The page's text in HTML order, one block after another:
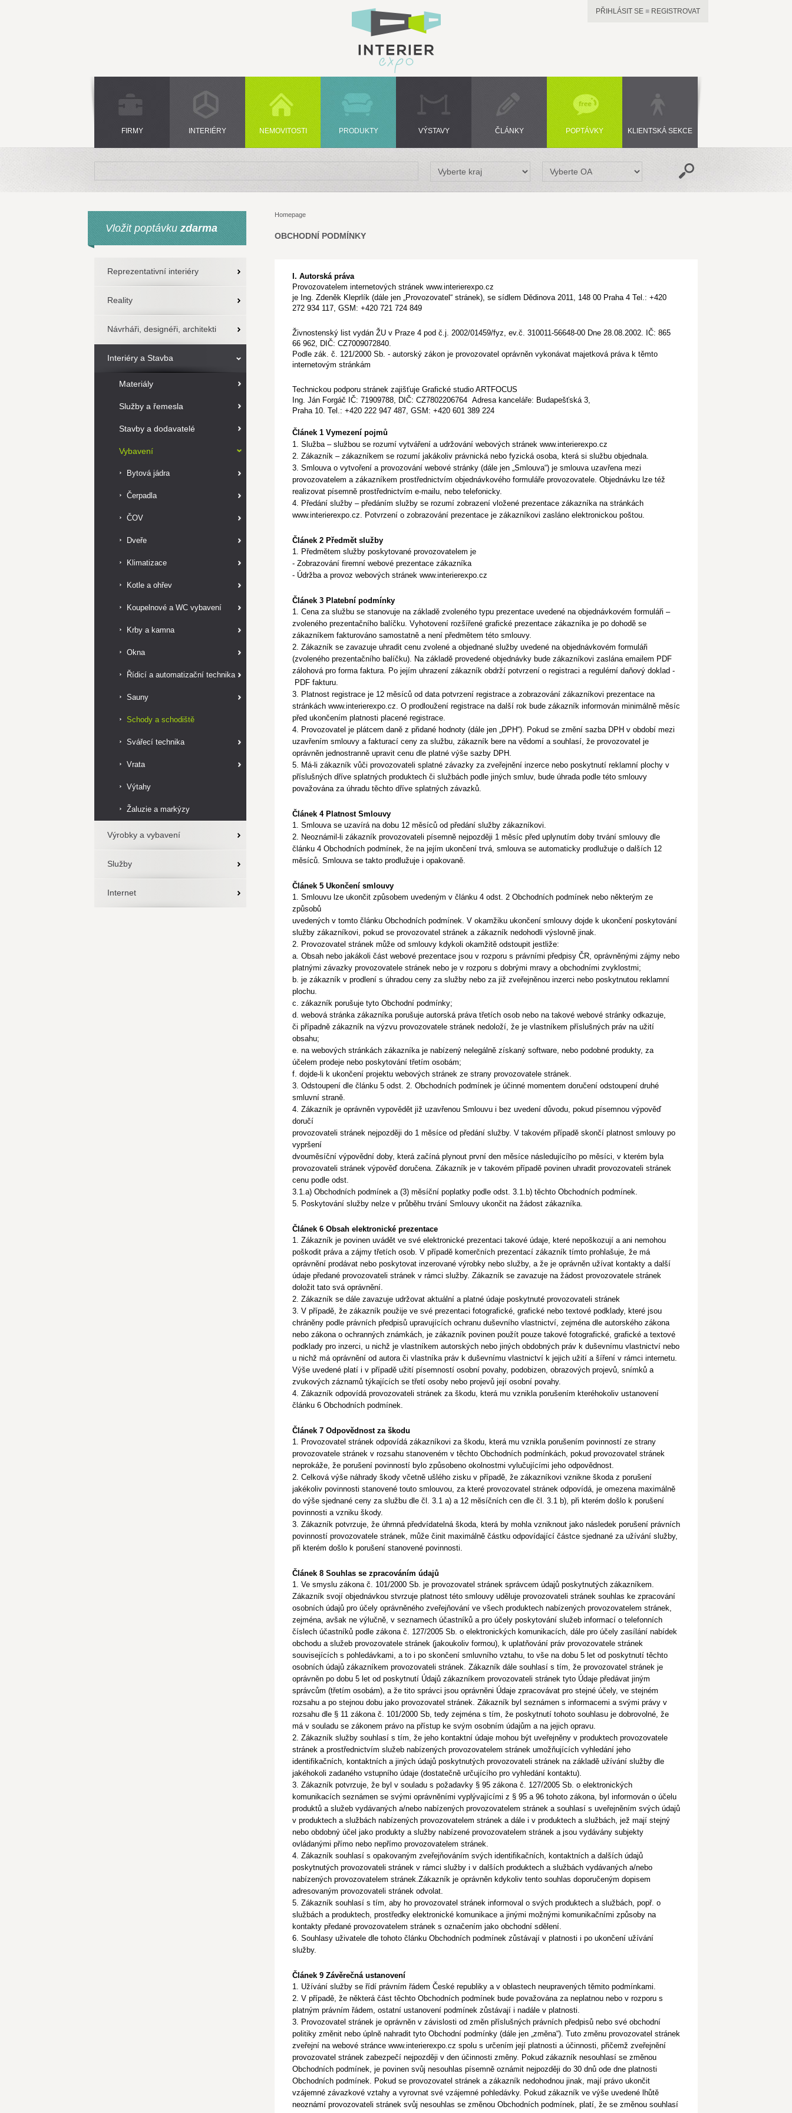
PŘIHLÁSIT SE ■ REGISTROVAT
FIRMY INTERIÉRY NEMOVITOSTI PRODUKTY VÝSTAVY ČLÁNKY POPTÁVKY KLIENTSKÁ SEKCE
Vložit poptávku zdarma
Reprezentativní interiéry
Reality
Návrháři, designéři, architekti
Interiéry a Stavba
Materiály
Služby a řemesla
Stavby a dodavatelé
Vybavení
Bytová jádra
Čerpadla
ČOV
Dveře
Klimatizace
Kotle a ohřev
Koupelnové a WC vybavení
Krby a kamna
Okna
Řídicí a automatizační technika
Sauny
Schody a schodiště
Svářecí technika
Vrata
Výtahy
Žaluzie a markýzy
Výrobky a vybavení
Služby
Internet
Homepage
OBCHODNÍ PODMÍNKY
I. Autorská práva
Provozovatelem internetových stránek www.interierexpo.cz
je Ing. Zdeněk Kleprlík (dále jen „Provozovatel“ stránek), se sídlem Dědinova 2011, 148 00 Praha 4 Tel.: +420
272 934 117, GSM: +420 721 724 849
Živnostenský list vydán ŽU v Praze 4 pod č.j. 2002/01459/fyz, ev.č. 310011-56648-00 Dne 28.08.2002. IČ: 865
66 962, DIČ: CZ7009072840.
Podle zák. č. 121/2000 Sb. - autorský zákon je provozovatel oprávněn vykonávat majetková práva k těmto
internetovým stránkám
Technickou podporu stránek zajišťuje Grafické studio ARTFOCUS
Ing. Ján Forgáč IČ: 71909788, DIČ: CZ7802206764 Adresa kanceláře: Budapešťská 3,
Praha 10. Tel.: +420 222 947 487, GSM: +420 601 389 224
Článek 1 Vymezení pojmů
1. Služba – službou se rozumí vytváření a udržování webových stránek www.interierexpo.cz
2. Zákazník – zákazníkem se rozumí jakákoliv právnická nebo fyzická osoba, která si službu objednala.
3. Smlouva o vytvoření a provozování webové stránky (dále jen „Smlouva“) je smlouva uzavřena mezi
provozovatelem a zákazníkem prostřednictvím objednávkového formuláře provozovatele. Objednávku lze též
realizovat písemně prostřednictvím e-mailu, nebo telefonicky.
4. Předání služby – předáním služby se rozumí zobrazení vložené prezentace zákazníka na stránkách
www.interierexpo.cz. Potvrzení o zobrazování prezentace je zákazníkovi zasláno elektronickou poštou.
Článek 2 Předmět služby
1. Předmětem služby poskytované provozovatelem je
- Zobrazování firemní webové prezentace zákazníka
- Údržba a provoz webových stránek www.interierexpo.cz
Článek 3 Platební podmínky
1. Cena za službu se stanovuje na základě zvoleného typu prezentace uvedené na objednávkovém formuláři –
zvoleného prezentačního balíčku. Vyhotovení rozšířené grafické prezentace zákazníka je po dohodě se
zákazníkem fakturováno samostatně a není předmětem této smlouvy.
2. Zákazník se zavazuje uhradit cenu zvolené a objednané služby uvedené na objednávkovém formuláři
(zvoleného prezentačního balíčku). Na základě provedené objednávky bude zákazníkovi zaslána emailem PDF
zálohová pro forma faktura. Po jejím uhrazení zákazník obdrží potvrzení o registraci a regulérní daňový doklad -
PDF fakturu.
3. Platnost registrace je 12 měsíců od data potvrzení registrace a zobrazování zákazníkovi prezentace na
stránkách www.interierexpo.cz. O prodloužení registrace na další rok bude zákazník informován minimálně měsíc
před ukončením platnosti placené registrace.
4. Provozovatel je plátcem daně z přidané hodnoty (dále jen „DPH“). Pokud se změní sazba DPH v období mezi
uzavřením smlouvy a fakturací ceny za službu, zákazník bere na vědomí a souhlasí, že provozovatel je
oprávněn jednostranně upravit cenu dle platné výše sazby DPH.
5. Má-li zákazník vůči provozovateli splatné závazky za zveřejnění inzerce nebo poskytnutí reklamní plochy v
příslušných dříve splatných produktech či službách podle jiných smluv, bude úhrada podle této smlouvy
považována za úhradu těchto dříve splatných závazků.
Článek 4 Platnost Smlouvy
1. Smlouva se uzavírá na dobu 12 měsíců od předání služby zákazníkovi.
2. Neoznámil-li zákazník provozovateli písemně nejpozději 1 měsíc před uplynutím doby trvání smlouvy dle
článku 4 Obchodních podmínek, že na jejím ukončení trvá, smlouva se automaticky prodlužuje o dalších 12
měsíců. Smlouva se takto prodlužuje i opakovaně.
Článek 5 Ukončení smlouvy
1. Smlouvu lze ukončit způsobem uvedeným v článku 4 odst. 2 Obchodních podmínek nebo některým ze
způsobů
uvedených v tomto článku Obchodních podmínek. V okamžiku ukončení smlouvy dojde k ukončení poskytování
služby zákazníkovi, pokud se provozovatel stránek a zákazník nedohodli výslovně jinak.
2. Provozovatel stránek může od smlouvy kdykoli okamžitě odstoupit jestliže:
a. Obsah nebo jakákoli část webové prezentace jsou v rozporu s právními předpisy ČR, oprávněnými zájmy nebo
platnými závazky provozovatele stránek nebo je v rozporu s dobrými mravy a obchodními zvyklostmi;
b. je zákazník v prodlení s úhradou ceny za služby nebo za již zveřejněnou inzerci nebo poskytnutou reklamní
plochu.
c. zákazník porušuje tyto Obchodní podmínky;
d. webová stránka zákazníka porušuje autorská práva třetích osob nebo na takové webové stránky odkazuje,
či případně zákazník na výzvu provozovatele stránek nedoloží, že je vlastníkem příslušných práv na užití
obsahu;
e. na webových stránkách zákazníka je nabízený nelegálně získaný software, nebo podobné produkty, za
účelem prodeje nebo poskytování třetím osobám;
f. dojde-li k ukončení projektu webových stránek ze strany provozovatele stránek.
3. Odstoupení dle článku 5 odst. 2. Obchodních podmínek je účinné momentem doručení odstoupení druhé
smluvní straně.
4. Zákazník je oprávněn vypovědět již uzavřenou Smlouvu i bez uvedení důvodu, pokud písemnou výpověď
doručí
provozovateli stránek nejpozději do 1 měsíce od předání služby. V takovém případě skončí platnost smlouvy po
vypršení
dvouměsíční výpovědní doby, která začíná plynout první den měsíce následujícího po měsíci, v kterém byla
provozovateli stránek výpověď doručena. Zákazník je v takovém případě povinen uhradit provozovateli stránek
cenu podle odst.
3.1.a) Obchodních podmínek a (3) měsíční poplatky podle odst. 3.1.b) těchto Obchodních podmínek.
5. Poskytování služby nelze v průběhu trvání Smlouvy ukončit na žádost zákazníka.
Článek 6 Obsah elektronické prezentace
1. Zákazník je povinen uvádět ve své elektronické prezentaci takové údaje, které nepoškozují a ani nemohou
poškodit práva a zájmy třetích osob. V případě komerčních prezentací zákazník tímto prohlašuje, že má
oprávnění prodávat nebo poskytovat inzerované výrobky nebo služby, a že je oprávněn užívat kontakty a další
údaje předané provozovateli stránek v rámci služby. Zákazník se zavazuje na žádost provozovatele stránek
doložit tato svá oprávnění.
2. Zákazník se dále zavazuje udržovat aktuální a platné údaje poskytnuté provozovateli stránek
3. V případě, že zákazník použije ve své prezentaci fotografické, grafické nebo textové podklady, které jsou
chráněny podle právních předpisů upravujících ochranu duševního vlastnictví, zejména dle autorského zákona
nebo zákona o ochranných známkách, je zákazník povinen použít pouze takové fotografické, grafické a textové
podklady pro inzerci, u nichž je vlastníkem autorských nebo jiných obdobných práv k duševnímu vlastnictví nebo
u nichž má oprávnění od autora či vlastníka práv k duševnímu vlastnictví k jejich užití a šíření v rámci internetu.
Výše uvedené platí i v případě užití písemností osobní povahy, podobizen, obrazových projevů, snímků a
zvukových záznamů týkajících se třetí osoby nebo projevů její osobní povahy.
4. Zákazník odpovídá provozovateli stránek za škodu, která mu vznikla porušením kteréhokoliv ustanovení
článku 6 Obchodních podmínek.
Článek 7 Odpovědnost za škodu
1. Provozovatel stránek odpovídá zákazníkovi za škodu, která mu vznikla porušením povinností ze strany
provozovatele stránek v rozsahu stanoveném v těchto Obchodních podmínkách, pokud provozovatel stránek
neprokáže, že porušení povinností bylo způsobeno okolnostmi vylučujícími jeho odpovědnost.
2. Celková výše náhrady škody včetně ušlého zisku v případě, že zákazníkovi vznikne škoda z porušení
jakékoliv povinnosti stanovené touto smlouvou, za které provozovatel stránek odpovídá, je omezena maximálně
do výše sjednané ceny za službu dle čl. 3.1 a) a 12 měsíčních cen dle čl. 3.1 b), při kterém došlo k porušení
povinnosti a vzniku škody.
3. Zákazník potvrzuje, že úhrnná předvídatelná škoda, která by mohla vzniknout jako následek porušení právních
povinností provozovatele stránek, může činit maximálně částku odpovídající částce sjednané za užívání služby,
při kterém došlo k porušení stanovené povinnosti.
Článek 8 Souhlas se zpracováním údajů
1. Ve smyslu zákona č. 101/2000 Sb. je provozovatel stránek správcem údajů poskytnutých zákazníkem.
Zákazník svojí objednávkou stvrzuje platnost této smlouvy uděluje provozovateli stránek souhlas ke zpracování
osobních údajů pro účely oprávněného zveřejňování ve všech produktech nabízených provozovatelem stránek,
zejména, avšak ne výlučně, v seznamech účastníků a pro účely poskytování služeb informací o telefonních
číslech účastníků podle zákona č. 127/2005 Sb. o elektronických komunikacích, dále pro účely zasílání nabídek
obchodu a služeb provozovatele stránek (jakoukoliv formou), k uplatňování práv provozovatele stránek
souvisejících s pohledávkami, a to i po skončení smluvního vztahu, to vše na dobu 5 let od poskytnutí těchto
osobních údajů zákazníkem provozovateli stránek. Zákazník dále souhlasí s tím, že provozovatel stránek je
oprávněn po dobu 5 let od poskytnutí Údajů zákazníkem provozovateli stránek tyto Údaje předávat jiným
správcům (třetím osobám), a že tito správci jsou oprávněni Údaje zpracovávat pro stejné účely, ve stejném
rozsahu a po stejnou dobu jako provozovatel stránek. Zákazník byl seznámen s informacemi a svými právy v
rozsahu dle § 11 zákona č. 101/2000 Sb, tedy zejména s tím, že poskytnutí tohoto souhlasu je dobrovolné, že
má v souladu se zákonem právo na přístup ke svým osobním údajům a na jejich opravu.
2. Zákazník služby souhlasí s tím, že jeho kontaktní údaje mohou být uveřejněny v produktech provozovatele
stránek a prostřednictvím služeb nabízených provozovatelem stránek umožňujících vyhledání jeho
identifikačních, kontaktních a jiných údajů poskytnutých provozovateli stránek na základě užívání služby dle
jakéhokoli zadaného vstupního údaje (dostatečně určujícího pro vyhledání kontaktu).
3. Zákazník potvrzuje, že byl v souladu s požadavky § 95 zákona č. 127/2005 Sb. o elektronických
komunikacích seznámen se svými oprávněními vyplývajícími z § 95 a 96 tohoto zákona, byl informován o účelu
produktů a služeb vydávaných a/nebo nabízených provozovatelem stránek a souhlasí s uveřejněním svých údajů
v produktech a službách nabízených provozovatelem stránek a dále i v produktech a službách, jež mají stejný
nebo obdobný účel jako produkty a služby nabízené provozovatelem stránek a jsou vydávány subjekty
ovládanými přímo nebo nepřímo provozovatelem stránek.
4. Zákazník souhlasí s opakovaným zveřejňováním svých identifikačních, kontaktních a dalších údajů
poskytnutých provozovateli stránek v rámci služby i v dalších produktech a službách vydávaných a/nebo
nabízených provozovatelem stránek.Zákazník je oprávněn kdykoliv tento souhlas doporučeným dopisem
adresovaným provozovateli stránek odvolat.
5. Zákazník souhlasí s tím, aby ho provozovatel stránek informoval o svých produktech a službách, popř. o
službách a produktech, prostředky elektronické komunikace a jinými možnými komunikačními způsoby na
kontakty předané provozovatelem stránek s označením jako obchodní sdělení.
6. Souhlasy uživatele dle tohoto článku Obchodních podmínek zůstávají v platnosti i po ukončení užívání
služby.
Článek 9 Závěrečná ustanovení
1. Užívání služby se řídí právním řádem České republiky a v oblastech neupravených těmito podmínkami.
2. V případě, že některá část těchto Obchodních podmínek bude považována za neplatnou nebo v rozporu s
platným právním řádem, ostatní ustanovení podmínek zůstávají i nadále v platnosti.
3. Provozovatel stránek je oprávněn v závislosti od změn příslušných právních předpisů nebo své obchodní
politiky změnit nebo úplně nahradit tyto Obchodní podmínky (dále jen „změna“). Tuto změnu provozovatel stránek
zveřejní na webové stránce www.interierexpo.cz spolu s určením její platnosti a účinnosti, přičemž zveřejnění
provozovatel stránek zabezpečí nejpozději v den účinnosti změny. Pokud zákazník nesouhlasí se změnou
Obchodních podmínek, je povinen svůj nesouhlas písemně oznámit nejpozději do 30 dnů ode dne platnosti
Obchodních podmínek. Pokud se provozovatel stránek a zákazník nedohodnou jinak, mají právo ukončit
vzájemné závazkové vztahy a vyrovnat své vzájemné pohledávky. Pokud zákazník ve výše uvedené lhůtě
neoznámí provozovateli stránek svůj nesouhlas se změnou Obchodních podmínek, platí, že se změnou souhlasí